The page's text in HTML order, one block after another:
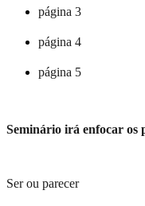
página 3
página 4
página 5
Seminário irá enfocar os
Ser ou parecer